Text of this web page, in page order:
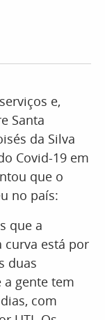
e,
Santa
da Silva
Covid-19 em
que o
no país:
que a
curva está por
duas
gente tem
com